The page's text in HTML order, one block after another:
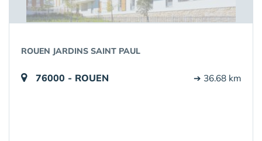
ROUEN JARDINS SAINT PAUL
76000 - ROUEN ➔ 36.68 km